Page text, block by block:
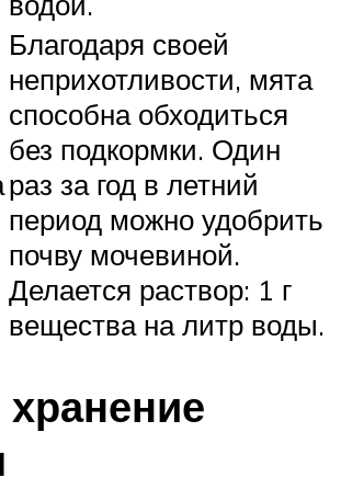
Благодаря своей
неприхотливости, мята
способна обходиться
без подкормки. Один
раз за год в летний
период можно удобрить
почву мочевиной.
Делается раствор: 1 г
вещества на литр воды.